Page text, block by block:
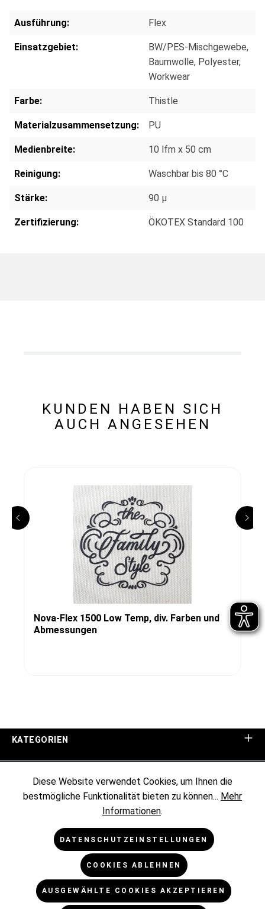
Ausführung: Flex
Einsatzgebiet: BW/PES-Mischgewebe,
Baumwolle, Polyester,
Workwear
Farbe: Thistle
Materialzusammensetzung: PU
Medienbreite: 10 lfm x 50 cm
Reinigung: Waschbar bis 80 °C
Stärke: 90 µ
Zertifizierung: ÖKOTEX Standard 100
KUNDEN HABEN SICH
AUCH ANGESEHEN
Nova-Flex 1500 Low Temp, div. Farben und
Abmessungen
KATEGORIEN
KUNDENINFORMATIONEN
RECHTLICHES
Diese Website verwendet Cookies, um Ihnen die
bestmögliche Funktionalität bieten zu können... Mehr
Informationen.
DATENSCHUTZEINSTELLUNGEN
COOKIES ABLEHNEN
AUSGEWÄHLTE COOKIES AKZEPTIEREN